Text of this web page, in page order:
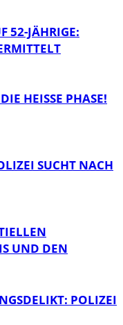
52-JÄHRIGE:
HEISSE PHASE!
SUCHT NACH
UND DEN
POLIZEI